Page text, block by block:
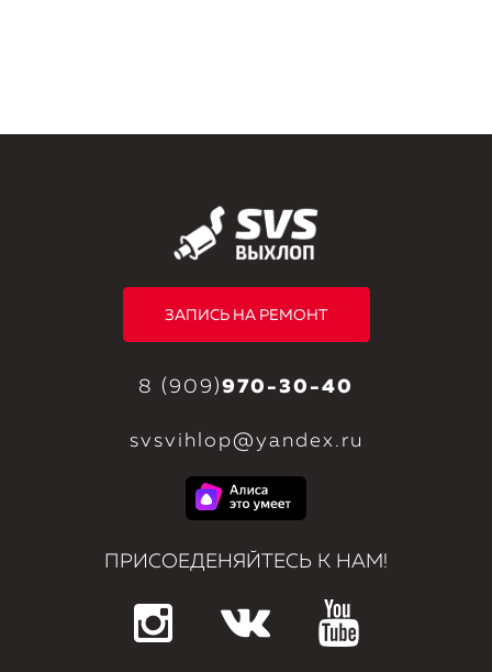
ЗАПИСЬ НА РЕМОНТ
8 (909)970-30-40
svsvihlop@yandex.ru
ПРИСОЕДЕНЯЙТЕСЬ К НАМ!